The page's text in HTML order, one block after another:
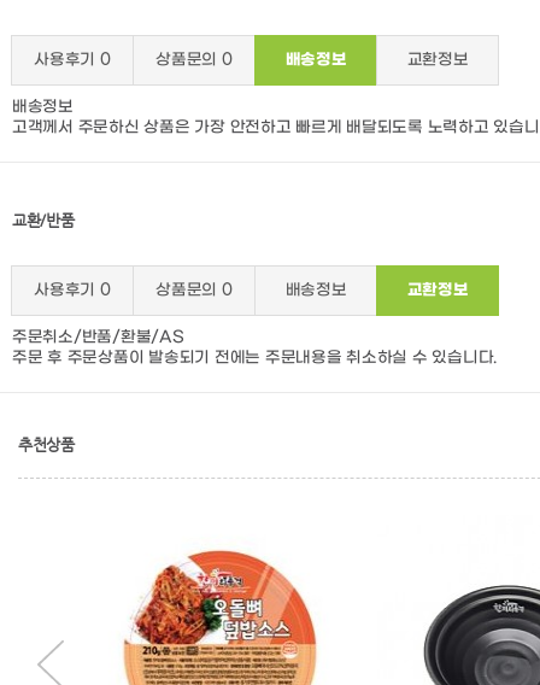
사용후기 0 상품문의 0 배송정보 교환정보
배송정보
고객께서 주문하신 상품은 가장 안전하고 빠르게 배달되도록 노력하고 있습
교환/반품
사용후기 0 상품문의 0 배송정보 교환정보
주문취소/반품/환불/AS
주문 후 주문상품이 발송되기 전에는 주문내용을 취소하실 수 있습니다.
추천상품